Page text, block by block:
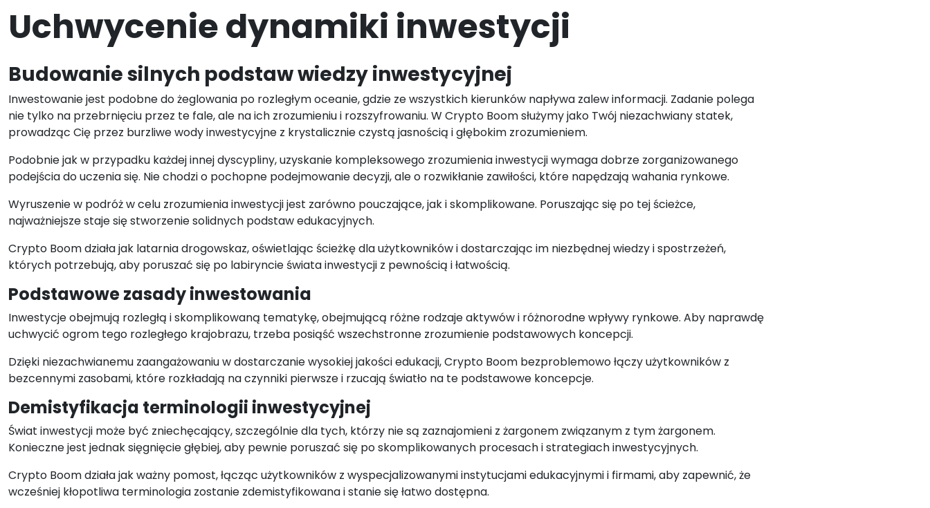
Uchwycenie dynamiki inwestycji
Budowanie silnych podstaw wiedzy inwestycyjnej
Inwestowanie jest podobne do żeglowania po rozległym oceanie, gdzie ze wszystkich kierunków napływa zalew informacji. Zadanie polega
nie tylko na przebrnięciu przez te fale, ale na ich zrozumieniu i rozszyfrowaniu. W Crypto Boom służymy jako Twój niezachwiany statek,
prowadząc Cię przez burzliwe wody inwestycyjne z krystalicznie czystą jasnością i głębokim zrozumieniem.
Podobnie jak w przypadku każdej innej dyscypliny, uzyskanie kompleksowego zrozumienia inwestycji wymaga dobrze zorganizowanego
podejścia do uczenia się. Nie chodzi o pochopne podejmowanie decyzji, ale o rozwikłanie zawiłości, które napędzają wahania rynkowe.
Wyruszenie w podróż w celu zrozumienia inwestycji jest zarówno pouczające, jak i skomplikowane. Poruszając się po tej ścieżce,
najważniejsze staje się stworzenie solidnych podstaw edukacyjnych.
Crypto Boom działa jak latarnia drogowskaz, oświetlając ścieżkę dla użytkowników i dostarczając im niezbędnej wiedzy i spostrzeżeń,
których potrzebują, aby poruszać się po labiryncie świata inwestycji z pewnością i łatwością.
Podstawowe zasady inwestowania
Inwestycje obejmują rozległą i skomplikowaną tematykę, obejmującą różne rodzaje aktywów i różnorodne wpływy rynkowe. Aby naprawdę
uchwycić ogrom tego rozległego krajobrazu, trzeba posiąść wszechstronne zrozumienie podstawowych koncepcji.
Dzięki niezachwianemu zaangażowaniu w dostarczanie wysokiej jakości edukacji, Crypto Boom bezproblemowo łączy użytkowników z
bezcennymi zasobami, które rozkładają na czynniki pierwsze i rzucają światło na te podstawowe koncepcje.
Demistyfikacja terminologii inwestycyjnej
Świat inwestycji może być zniechęcający, szczególnie dla tych, którzy nie są zaznajomieni z żargonem związanym z tym żargonem.
Konieczne jest jednak sięgnięcie głębiej, aby pewnie poruszać się po skomplikowanych procesach i strategiach inwestycyjnych.
Crypto Boom działa jak ważny pomost, łącząc użytkowników z wyspecjalizowanymi instytucjami edukacyjnymi i firmami, aby zapewnić, że
wcześniej kłopotliwa terminologia zostanie zdemistyfikowana i stanie się łatwo dostępna.